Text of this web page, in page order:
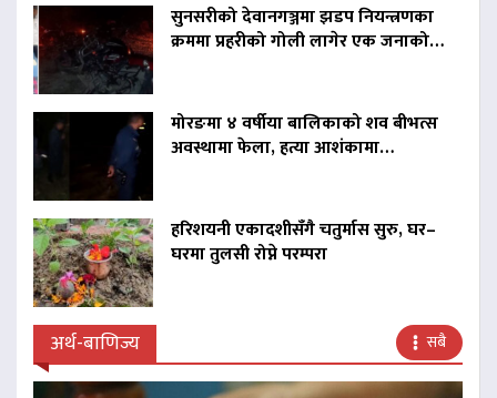
सुनसरीको देवानगञ्जमा झडप नियन्त्रणका
क्रममा प्रहरीको गोली लागेर एक जनाको…
मोरङमा ४ वर्षीया बालिकाको शव बीभत्स
अवस्थामा फेला, हत्या आशंकामा…
हरिशयनी एकादशीसँगै चतुर्मास सुरु, घर–
घरमा तुलसी रोप्ने परम्परा
अर्थ-बाणिज्य सबै